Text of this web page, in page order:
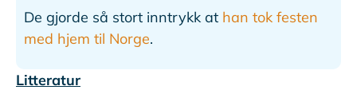
De gjorde så stort inntrykk at han tok festen
med hjem til Norge.
Litteratur